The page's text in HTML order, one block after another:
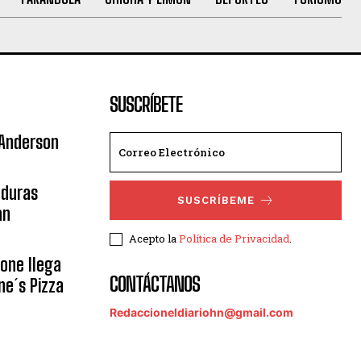
llega
Pizza
SUSCRÍBETE
SUSCRÍBEME
Acepto laPolítica de Privacidad.
CONTÁCTANOS
Redaccioneldiariohn@gmail.com